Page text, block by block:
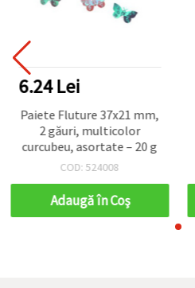
6.24 Lei
Paiete Fluture 37x21 mm,
2 găuri, multicolor
curcubeu, asortate – 20 g
COD: 524008
Adaugă în Coş